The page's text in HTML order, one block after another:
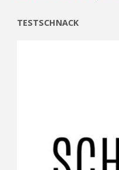
TESTSCHNACK